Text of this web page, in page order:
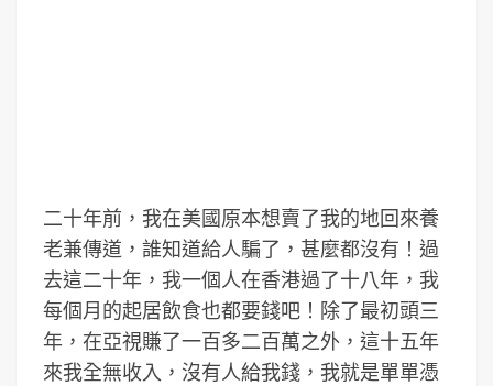
二十年前，我在美國原本想賣了我的地回來養
老兼傳道，誰知道給人騙了，甚麼都沒有！過
去這二十年，我一個人在香港過了十八年，我
每個月的起居飲食也都要錢吧！除了最初頭三
年，在亞視賺了一百多二百萬之外，這十五年
來我全無收入，沒有人給我錢，我就是單單憑